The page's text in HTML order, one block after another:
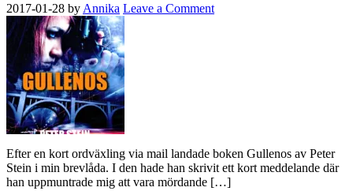
2017-01-28 by Annika Leave a Comment
Efter en kort ordväxling via mail landade boken Gullenos av Peter
Stein i min brevlåda. I den hade han skrivit ett kort meddelande där
han uppmuntrade mig att vara mördande […]